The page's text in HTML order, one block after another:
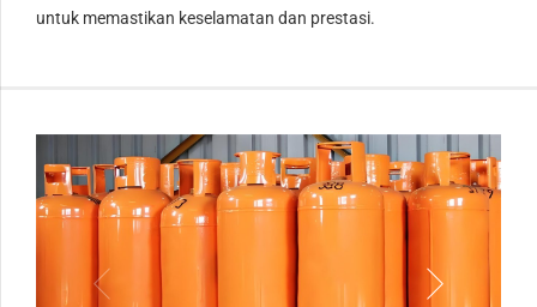
untuk memastikan keselamatan dan prestasi.